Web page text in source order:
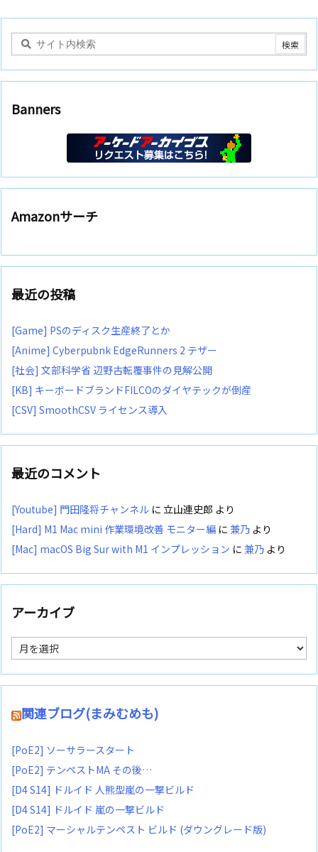
Banners
Amazonサーチ
最近の投稿
[Game] PSのディスク生産終了とか
[Anime] Cyberpubnk EdgeRunners 2 テザー
[社会] 文部科学省 辺野古転覆事件の見解公開
[KB] キーボードブランドFILCOのダイヤテックが倒産
[CSV] SmoothCSV ライセンス導入
最近のコメント
[Youtube] 門田隆将チャンネル に 立山連史郎 より
[Hard] M1 Mac mini 作業環境改善 モニター編 に 兼乃 より
[Mac] macOS Big Sur with M1 インプレッション に 兼乃 より
アーカイブ
ア
ー
カ
イ
関連ブログ(まみむめも)
[PoE2] ソーサラースタート
[PoE2] テンペストMA その後…
[D4 S14] ドルイド 人熊型嵐の一撃ビルド
[D4 S14] ドルイド 嵐の一撃ビルド
[PoE2] マーシャルテンペスト ビルド (ダウングレード版)